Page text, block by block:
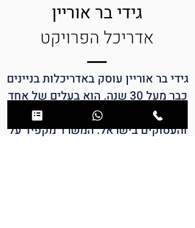
גידי בר אוריין
אדריכל הפרויקט
גידי בר אוריין עוסק באדריכלות בניינים
כבר מעל 30 שנה. הוא בעלים של אחד
ממשרדי האדריכלות המעניינים
והעסוקים בישראל. המשרד מקפיד על